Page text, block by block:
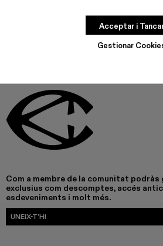
Gestionar
Acceptar i
Com a membre de la comunitat podràs
exclusius com descomptes, accés
esdeveniments i molt més.
UNEIX-T’HI